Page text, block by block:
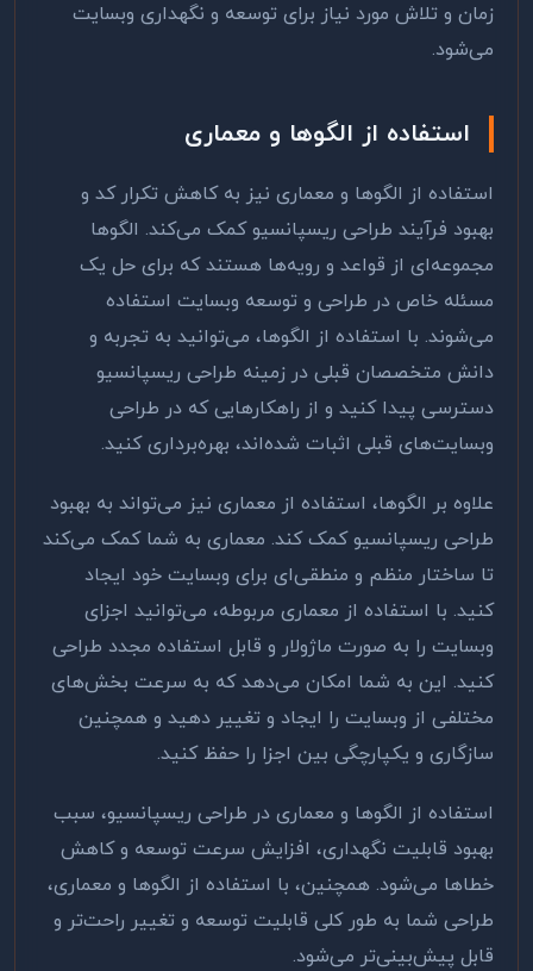
زمان و تلاش مورد نیاز برای توسعه و نگهداری وبسایت
می‌شود.
استفاده از الگوها و معماری
استفاده از الگوها و معماری نیز به کاهش تکرار کد و
بهبود فرآیند طراحی ریسپانسیو کمک می‌کند. الگوها
مجموعه‌ای از قواعد و رویه‌ها هستند که برای حل یک
مسئله خاص در طراحی و توسعه وبسایت استفاده
می‌شوند. با استفاده از الگوها، می‌توانید به تجربه و
دانش متخصصان قبلی در زمینه طراحی ریسپانسیو
دسترسی پیدا کنید و از راهکارهایی که در طراحی
وبسایت‌های قبلی اثبات شده‌اند، بهره‌برداری کنید.
علاوه بر الگوها، استفاده از معماری نیز می‌تواند به بهبود
طراحی ریسپانسیو کمک کند. معماری به شما کمک می‌کند
تا ساختار منظم و منطقی‌ای برای وبسایت خود ایجاد
کنید. با استفاده از معماری مربوطه، می‌توانید اجزای
وبسایت را به صورت ماژولار و قابل استفاده مجدد طراحی
کنید. این به شما امکان می‌دهد که به سرعت بخش‌های
مختلفی از وبسایت را ایجاد و تغییر دهید و همچنین
سازگاری و یکپارچگی بین اجزا را حفظ کنید.
استفاده از الگوها و معماری در طراحی ریسپانسیو، سبب
بهبود قابلیت نگهداری، افزایش سرعت توسعه و کاهش
خطاها می‌شود. همچنین، با استفاده از الگوها و معماری،
طراحی شما به طور کلی قابلیت توسعه و تغییر راحت‌تر و
قابل پیش‌بینی‌تر می‌شود.